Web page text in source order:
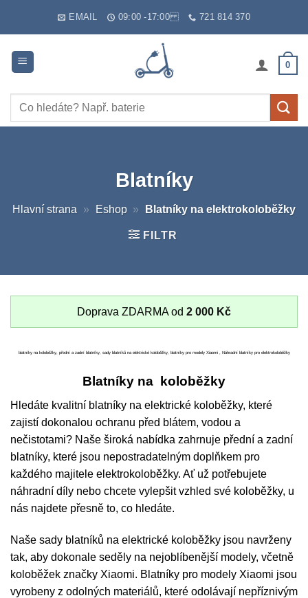
EMAIL 09:00 -17:00 721 814 370
0
Hledat:
Blatníky
Hlavní strana » Eshop » Blatníky na elektrokoloběžky
FILTR
Doprava ZDARMA od 2 000 Kč
blatníky na koloběžky, přední a zadní blatníky, sady blatníků na elektrické koloběžky, blatníky pro modely Xiaomi , Náhradní blatníky pro elektrokoloběžky
Blatníky na koloběžky
Hledáte kvalitní blatníky na elektrické koloběžky, které
zajistí dokonalou ochranu před blátem, vodou a
nečistotami? Naše široká nabídka zahrnuje přední a zadní
blatníky, které jsou nepostradatelným doplňkem pro
každého majitele elektrokoloběžky. Ať už potřebujete
náhradní díly nebo chcete vylepšit vzhled své koloběžky, u
nás najdete přesně to, co hledáte.
Naše sady blatníků na elektrické koloběžky jsou navrženy
tak, aby dokonale seděly na nejoblíbenější modely, včetně
koloběžek značky Xiaomi. Blatníky pro modely Xiaomi jsou
vyrobeny z odolných materiálů, které odolávají nepříznivým